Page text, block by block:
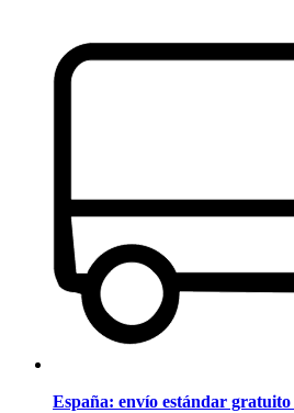
España: envío estándar gratuito